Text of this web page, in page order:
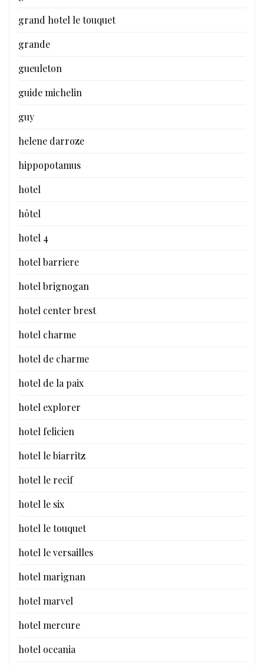
grand hotel le touquet
grande
gueuleton
guide michelin
guy
helene darroze
hippopotamus
hotel
hôtel
hotel 4
hotel barriere
hotel brignogan
hotel center brest
hotel charme
hotel de charme
hotel de la paix
hotel explorer
hotel felicien
hotel le biarritz
hotel le recif
hotel le six
hotel le touquet
hotel le versailles
hotel marignan
hotel marvel
hotel mercure
hotel oceania